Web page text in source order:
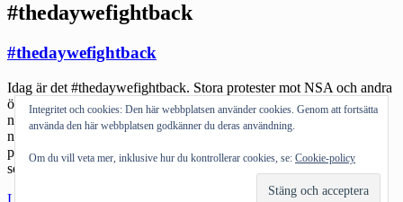
#thedaywefightback
#thedaywefightback
Idag är det #thedaywefightback. Stora protester mot NSA och andra
övervakningar av internet. En dag som faktiskt står upp för
nätneutralitet och frihet på Internet. Något som är omöjligt
när Internet idag är en infrastruktur? Kanske. Men som nätokrat,
pirat och libertarian anser jag det värt att kämpa för en infrastruktur
som inte ägs eller kontrolleras […]
Läs mer
Integritet och cookies: Den här webbplatsen använder cookies. Genom att fortsätta
använda den här webbplatsen godkänner du deras användning.
Om du vill veta mer, inklusive hur du kontrollerar cookies, se: Cookie-policy